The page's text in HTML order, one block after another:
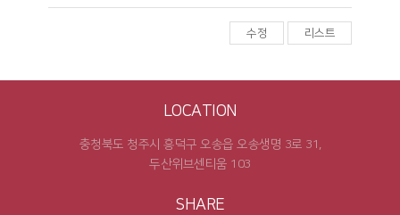
수정 리스트
LOCATION
충청북도 청주시 흥덕구 오송읍 오송생명 3로 31,
두산위브센티움 103
SHARE